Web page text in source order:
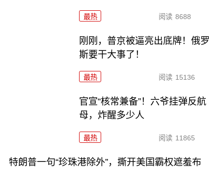
最热 阅读 8688
刚刚，普京被逼亮出底牌！俄罗
斯要干大事了！
最热 阅读 15136
官宣“核常兼备”！六爷挂弹反航
母，炸醒多少人
最热 阅读 11865
特朗普一句“珍珠港除外”，撕开美国霸权遮羞布